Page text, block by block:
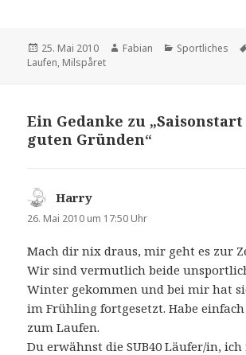
Veröffentlicht
am
25. Mai 2010 Autor
Fabian Kategorien
Sportliches
Laufen, Milspåret
Ein Gedanke zu „Saisonstart
guten Gründen“
Harry
26. Mai 2010 um 17:50 Uhr
Mach dir nix draus, mir geht es zur
Wir sind vermutlich beide
Winter gekommen und bei mir hat
im Frühling fortgesetzt. Habe
zum Laufen.
Du erwähnst die SUB40 Läufer/in, ich